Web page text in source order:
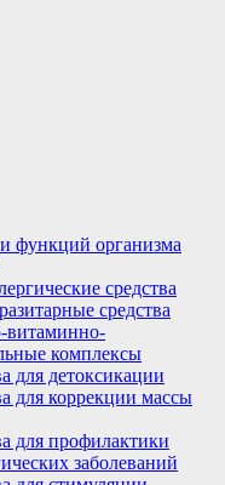
функций организма
средства
средства
витаминно-
комплексы
для детоксикации
для коррекции массы
для профилактики
заболеваний